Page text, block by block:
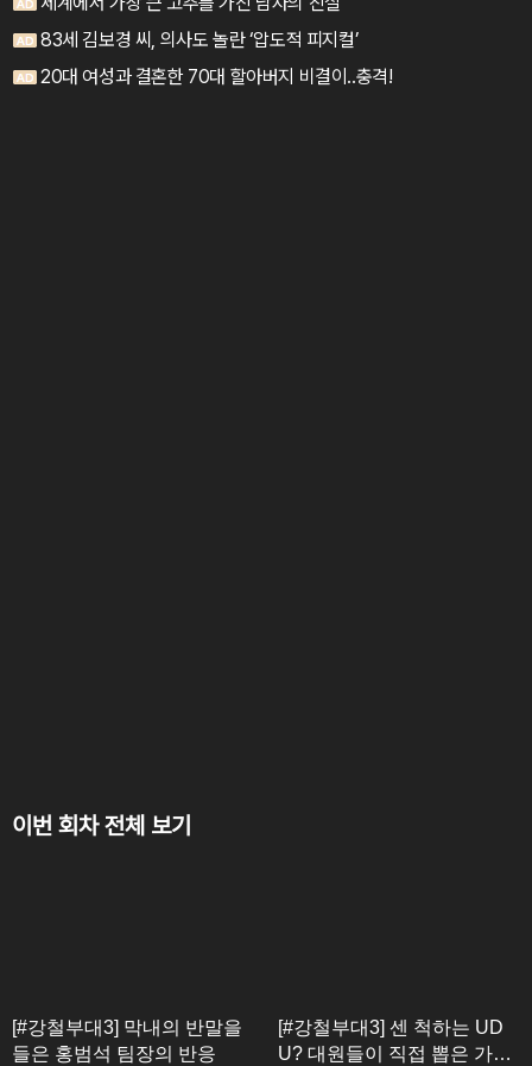
이번 회차 전체 보기
[#강철부대3] 막내의 반말을
들은 홍범석 팀장의 반응
[#강철부대3] 센 척하는 UD
U? 대원들이 직접 뽑은 가장